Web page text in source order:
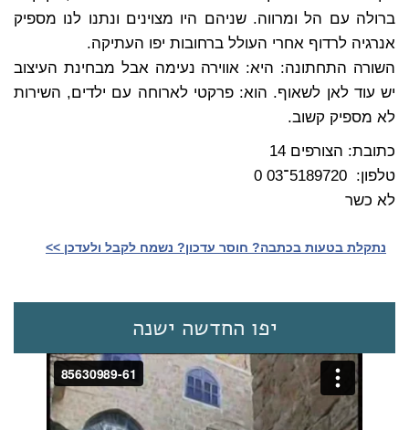
ברולה עם הל ומרווה. שניהם היו מצוינים ונתנו לנו מספיק
אנרגיה לרדוף אחרי העולל ברחובות יפו העתיקה.
השורה התחתונה: היא: אווירה נעימה אבל מבחינת העיצוב
יש עוד לאן לשאוף. הוא: פרקטי לארוחה עם ילדים, השירות
לא מספיק קשוב.
כתובת: הצורפים 14
טלפון: 5189720־03 0
לא כשר
נתקלת בטעות בכתבה? חוסר עדכון? נשמח לקבל ולעדכן >>‎
יפו החדשה ישנה